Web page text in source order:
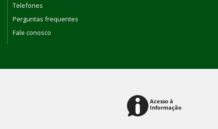
Telefones
Perguntas frequentes
Fale conosco